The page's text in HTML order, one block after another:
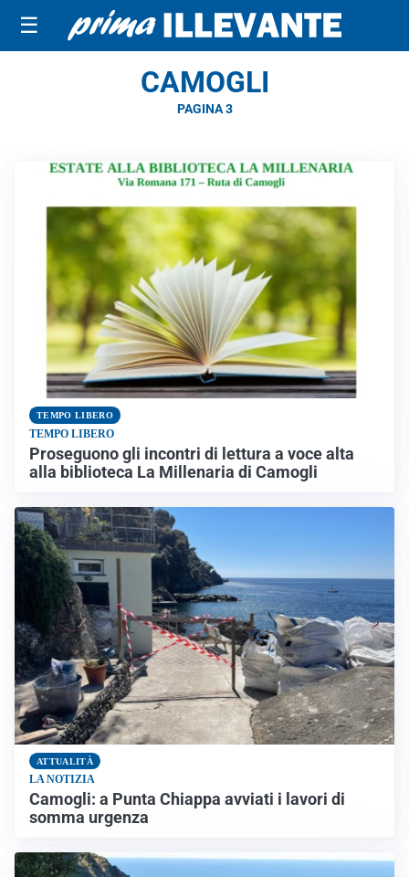
☰
CAMOGLI
PAGINA 3
TEMPO LIBERO
TEMPO LIBERO
Proseguono gli incontri di lettura a voce alta
alla biblioteca La Millenaria di Camogli
ATTUALITÀ
LA NOTIZIA
Camogli: a Punta Chiappa avviati i lavori di
somma urgenza